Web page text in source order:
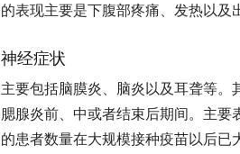
的表现主要是下腹部疼痛、发热以及
神经症状
主要包括脑膜炎、脑炎以及耳聋等
腮腺炎前、中或者结束后期间。主
的患者数量在大规模接种疫苗以后